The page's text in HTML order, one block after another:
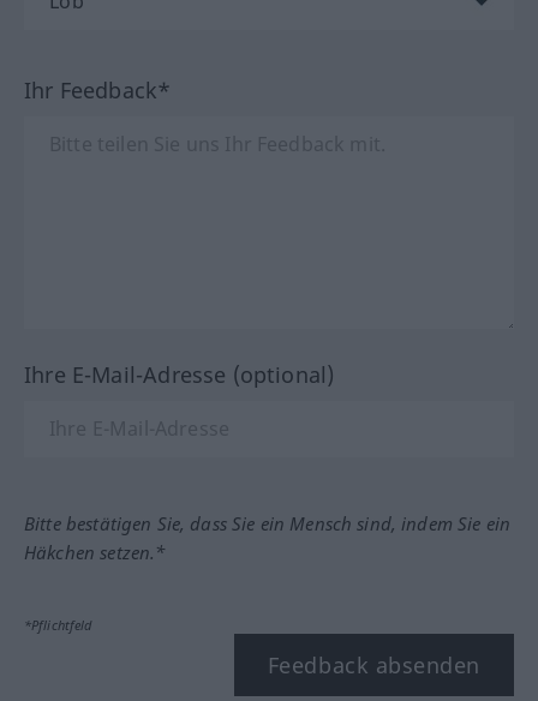
Ihr Feedback*
Ihre E-Mail-Adresse (optional)
Bitte bestätigen Sie, dass Sie ein Mensch sind, indem Sie ein
Häkchen setzen.*
*Pflichtfeld
Feedback absenden